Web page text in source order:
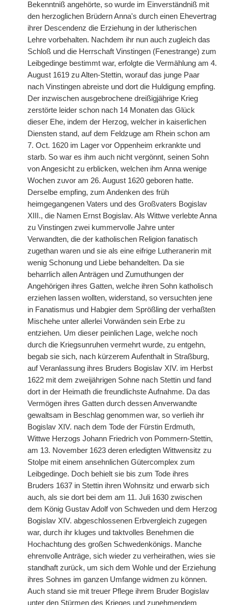
Bekenntniß angehörte, so wurde im Einverständniß mit
den herzoglichen Brüdern Anna's durch einen Ehevertrag
ihrer Descendenz die Erziehung in der lutherischen
Lehre vorbehalten. Nachdem ihr nun auch zugleich das
Schloß und die Herrschaft Vinstingen (Fenestrange) zum
Leibgedinge bestimmt war, erfolgte die Vermählung am 4.
August 1619 zu Alten-Stettin, worauf das junge Paar
nach Vinstingen abreiste und dort die Huldigung empfing.
Der inzwischen ausgebrochene dreißigjährige Krieg
zerstörte leider schon nach 14 Monaten das Glück
dieser Ehe, indem der Herzog, welcher in kaiserlichen
Diensten stand, auf dem Feldzuge am Rhein schon am
7. Oct. 1620 im Lager vor Oppenheim erkrankte und
starb. So war es ihm auch nicht vergönnt, seinen Sohn
von Angesicht zu erblicken, welchen ihm Anna wenige
Wochen zuvor am 26. August 1620 geboren hatte.
Derselbe empfing, zum Andenken des früh
heimgegangenen Vaters und des Großvaters Bogislav
XIII., die Namen Ernst Bogislav. Als Wittwe verlebte Anna
zu Vinstingen zwei kummervolle Jahre unter
Verwandten, die der katholischen Religion fanatisch
zugethan waren und sie als eine eifrige Lutheranerin mit
wenig Schonung und Liebe behandelten. Da sie
beharrlich allen Anträgen und Zumuthungen der
Angehörigen ihres Gatten, welche ihren Sohn katholisch
erziehen lassen wollten, widerstand, so versuchten jene
in Fanatismus und Habgier dem Sprößling der verhaßten
Mischehe unter allerlei Vorwänden sein Erbe zu
entziehen. Um dieser peinlichen Lage, welche noch
durch die Kriegsunruhen vermehrt wurde, zu entgehn,
begab sie sich, nach kürzerem Aufenthalt in Straßburg,
auf Veranlassung ihres Bruders Bogislav XIV. im Herbst
1622 mit dem zweijährigen Sohne nach Stettin und fand
dort in der Heimath die freundlichste Aufnahme. Da das
Vermögen ihres Gatten durch dessen Anverwandte
gewaltsam in Beschlag genommen war, so verlieh ihr
Bogislav XIV. nach dem Tode der Fürstin Erdmuth,
Wittwe Herzogs Johann Friedrich von Pommern-Stettin,
am 13. November 1623 deren erledigten Wittwensitz zu
Stolpe mit einem ansehnlichen Gütercomplex zum
Leibgedinge. Doch behielt sie bis zum Tode ihres
Bruders 1637 in Stettin ihren Wohnsitz und erwarb sich
auch, als sie dort bei dem am 11. Juli 1630 zwischen
dem König Gustav Adolf von Schweden und dem Herzog
Bogislav XIV. abgeschlossenen Erbvergleich zugegen
war, durch ihr kluges und taktvolles Benehmen die
Hochachtung des großen Schwedenkönigs. Manche
ehrenvolle Anträge, sich wieder zu verheirathen, wies sie
standhaft zurück, um sich dem Wohle und der Erziehung
ihres Sohnes im ganzen Umfange widmen zu können.
Auch stand sie mit treuer Pflege ihrem Bruder Bogislav
unter den Stürmen des Krieges und zunehmendem